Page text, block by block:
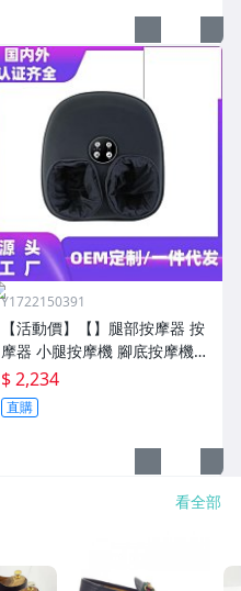
Y1722150391
【活動價】【】腿部按摩器 按
摩器 小腿按摩機 腳底按摩機
深層按摩軟體全自動足療機穴
位揉捏家用按腳器腳部腿部足
底足部腳底
$ 2,234
直購
看全部